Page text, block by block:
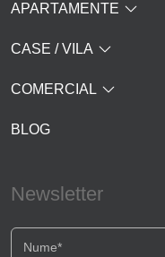
APARTAMENTE
CASE / VILA
COMERCIAL
BLOG
Newsletter